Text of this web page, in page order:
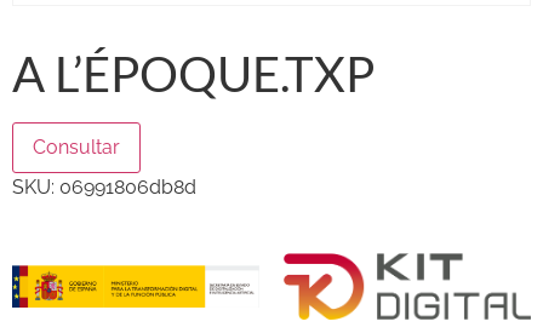
A L’ÉPOQUE.TXP
Consultar
SKU: 06991806db8d